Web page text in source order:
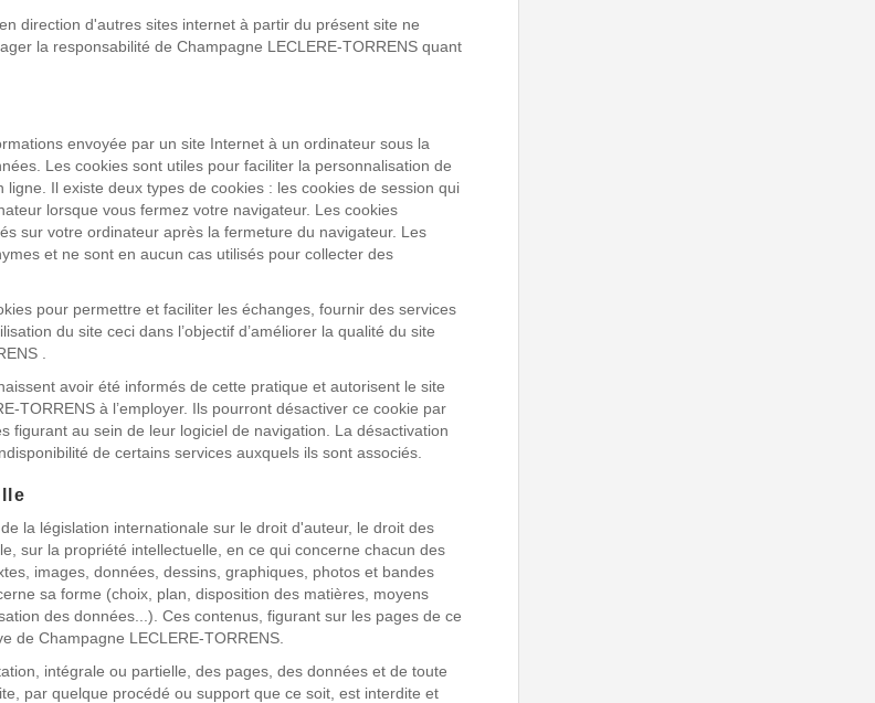
direction d'autres sites internet à partir du présent site ne
la responsabilité de Champagne LECLERE-TORRENS quant
envoyée par un site Internet à un ordinateur sous la
Les cookies sont utiles pour faciliter la personnalisation de
ligne. Il existe deux types de cookies : les cookies de session qui
lorsque vous fermez votre navigateur. Les cookies
sur votre ordinateur après la fermeture du navigateur. Les
et ne sont en aucun cas utilisés pour collecter des
pour permettre et faciliter les échanges, fournir des services
du site ceci dans l’objectif d’améliorer la qualité du site
.
avoir été informés de cette pratique et autorisent le site
TORRENS à l’employer. Ils pourront désactiver ce cookie par
figurant au sein de leur logiciel de navigation. La désactivation
de certains services auxquels ils sont associés.
la législation internationale sur le droit d'auteur, le droit des
sur la propriété intellectuelle, en ce qui concerne chacun des
images, données, dessins, graphiques, photos et bandes
sa forme (choix, plan, disposition des matières, moyens
des données...). Ces contenus, figurant sur les pages de ce
de Champagne LECLERE-TORRENS.
intégrale ou partielle, des pages, des données et de toute
par quelque procédé ou support que ce soit, est interdite et